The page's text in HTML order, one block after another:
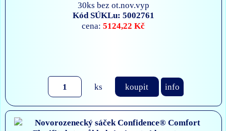
30ks bez ot.nov.vyp
Kód SÚKLu: 5002761
cena:5124,22 Kč
ks koupit info